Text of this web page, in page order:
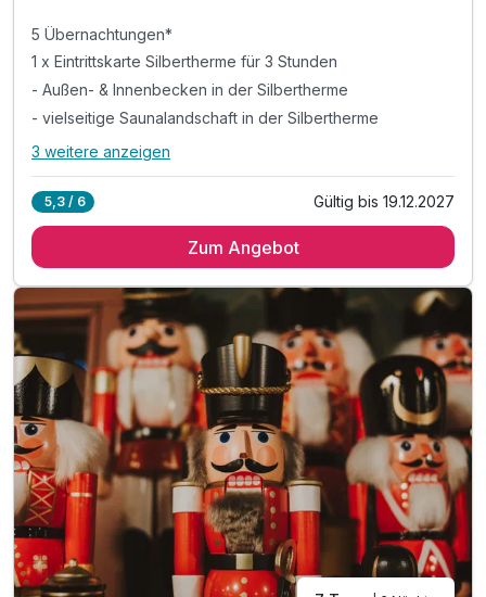
5 Übernachtungen*
1 x Eintrittskarte Silbertherme für 3 Stunden
- Außen- & Innenbecken in der Silbertherme
- vielseitige Saunalandschaft in der Silbertherme
Alle Inklusivleistungen
1 x Eintrittskarte Silbertherme für 3 Stunden
- vielseitige Saunalandschaft in der Silbertherme
& liebevoll gestaltete Ruhebereiche & Liegewiese
inkl. Parkplatz am Hotel
inkl. W-LAN
3 weitere anzeigen
5,3 / 6 Gültig bis 19.12.2027
Zum Angebot